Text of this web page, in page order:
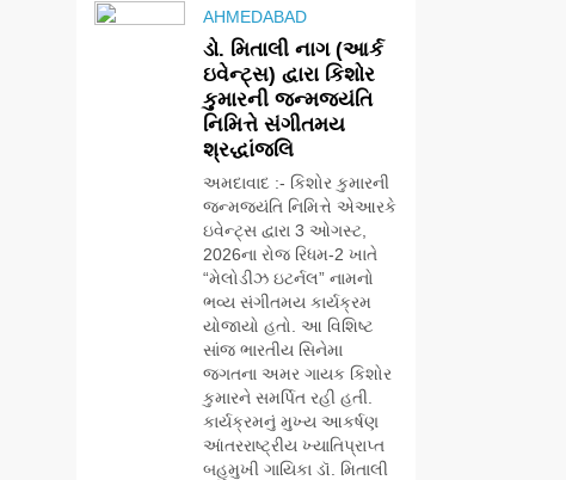
AHMEDABAD
ડો. મિતાલી નાગ (આર્ક
ઇવેન્ટ્સ) દ્વારા કિશોર
કુમારની જન્મજયંતિ
નિમિત્તે સંગીતમય
શ્રદ્ધાંજલિ
અમદાવાદ :- કિશોર કુમારની
જન્મજયંતિ નિમિત્તે એઆરકે
ઇવેન્ટ્સ દ્વારા 3 ઓગસ્ટ,
2026ના રોજ રિધમ-2 ખાતે
“મેલોડીઝ ઇટર્નલ” નામનો
ભવ્ય સંગીતમય કાર્યક્રમ
યોજાયો હતો. આ વિશિષ્ટ
સાંજ ભારતીય સિનેમા
જગતના અમર ગાયક કિશોર
કુમારને સમર્પિત રહી હતી.
કાર્યક્રમનું મુખ્ય આકર્ષણ
આંતરરાષ્ટ્રીય ખ્યાતિપ્રાપ્ત
બહુમુખી ગાયિકા ડૉ. મિતાલી